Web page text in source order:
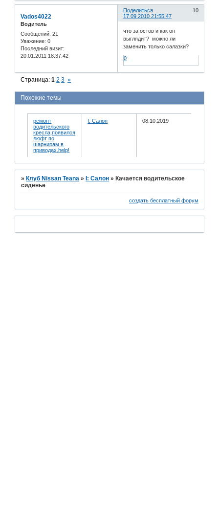
Поделиться
10
17.09.2010 21:55:47
Vados4022
Водитель
Сообщений: 21
Уважение: 0
Последний визит:
20.01.2011 18:37:42
что за остов и как он
выглядит? можно ли
заменить только салазки?
0
Страница:1 2 3 »
Похожие темы
ремонт
водительского
кресла,появился
люфт по
шарнирам в
приводах,help!
I: Салон 08.10.2019
» Клуб Nissan Teana » I: Салон » Качается водительское
сиденье
создать бесплатный форум